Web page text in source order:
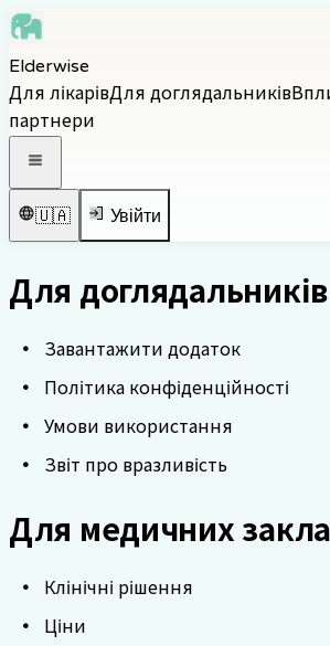
Skip to navigation
Skip to footer
Elderwise
Для лікарівДля доглядальників
партнери
🇺🇦 Увійти
Для доглядальників
Завантажити додаток
Політика конфіденційності
Умови використання
Звіт про вразливість
Для медичних
Клінічні рішення
Ціни